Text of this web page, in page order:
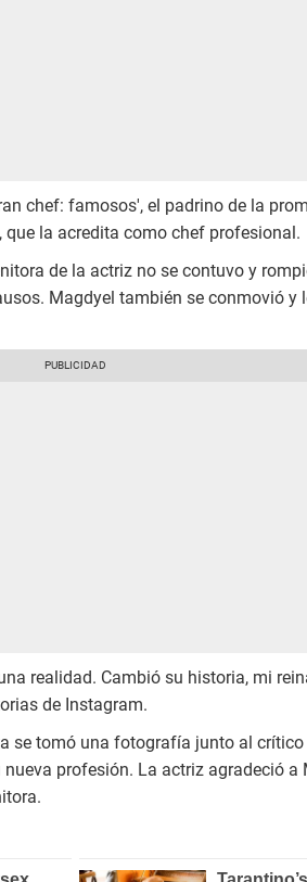
chef: famosos', el padrino de la
la acredita como chef profesional.
de la actriz no se contuvo y
Magdyel también se conmovió y
realidad. Cambió su historia, mi
de Instagram.
se tomó una fotografía junto al
profesión. La actriz agradeció a